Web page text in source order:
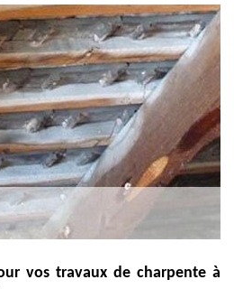
vos travaux de charpente à